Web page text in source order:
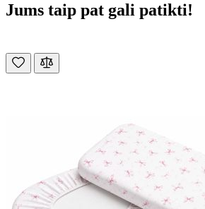
Jums taip pat gali patikti!